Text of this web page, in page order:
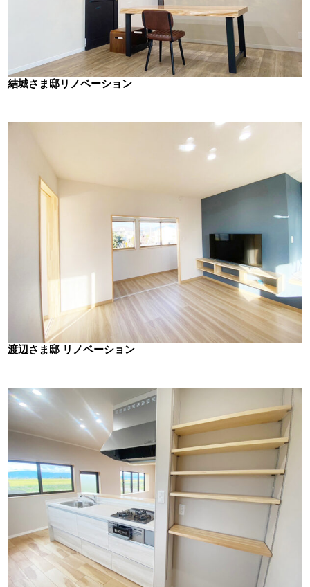
結城さま邸リノベーション
渡辺さま邸 リノベーション